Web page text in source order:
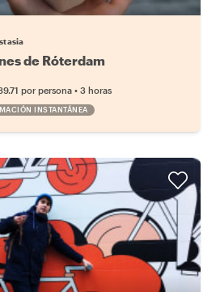
de Róterdam
por persona • 3 horas
INSTANTÁNEA